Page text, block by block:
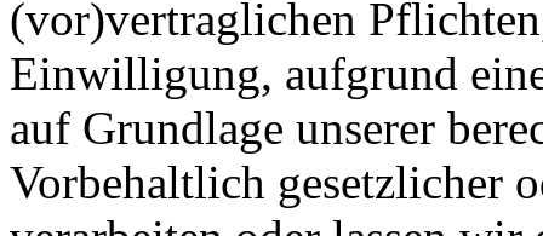
(vor)vertraglichen
Einwilligung, aufgrund
auf Grundlage unserer
Vorbehaltlich gesetzlicher